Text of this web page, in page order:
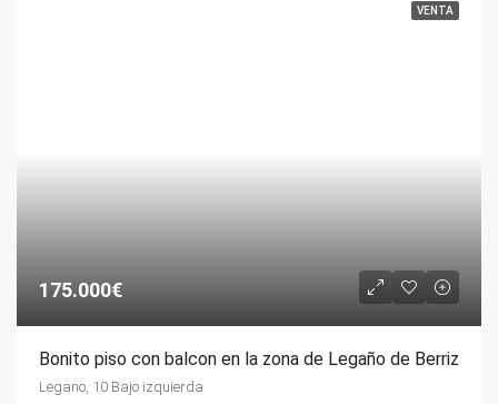
VENTA
175.000€
Bonito piso con balcon en la zona de Legaño de Berriz
Legano, 10 Bajo izquierda